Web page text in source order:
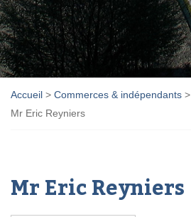
Accueil > Commerces & indépendants >
Mr Eric Reyniers
Mr Eric Reyniers